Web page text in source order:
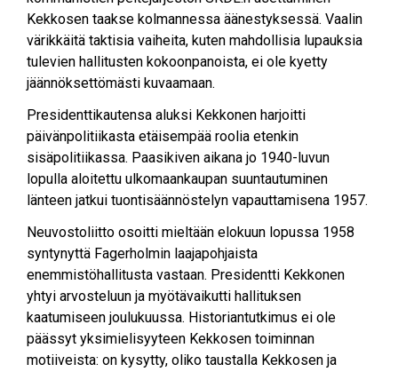
Kekkosen taakse kolmannessa äänestyksessä. Vaalin
värikkäitä taktisia vaiheita, kuten mahdollisia lupauksia
tulevien hallitusten kokoonpanoista, ei ole kyetty
jäännöksettömästi kuvaamaan.
Presidenttikautensa aluksi Kekkonen harjoitti
päivänpolitiikasta etäisempää roolia etenkin
sisäpolitiikassa. Paasikiven aikana jo 1940-luvun
lopulla aloitettu ulkomaankaupan suuntautuminen
länteen jatkui tuontisäännöstelyn vapauttamisena 1957.
Neuvostoliitto osoitti mieltään elokuun lopussa 1958
syntynyttä Fagerholmin laajapohjaista
enemmistöhallitusta vastaan. Presidentti Kekkonen
yhtyi arvosteluun ja myötävaikutti hallituksen
kaatumiseen joulukuussa. Historiantutkimus ei ole
päässyt yksimielisyyteen Kekkosen toiminnan
motiiveista: on kysytty, oliko taustalla Kekkosen ja